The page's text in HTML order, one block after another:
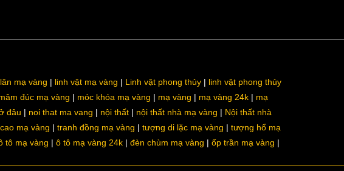
mạ vàng linh vật mạ vàng Linh vật phong thủy
linh vật phong thủy
đúc mạ vàng móc khóa mạ vàng mạ vàng mạ vàng 24k
mạ
đâu noi that ma vang nội thất nội thất nhà mạ vàng
Nội thất nhà
mạ vàng tranh đồng mạ vàng tượng di lặc mạ vàng
tượng hổ mạ
tô mạ vàng ô tô mạ vàng 24k đèn chùm mạ vàng ốp trần mạ vàng